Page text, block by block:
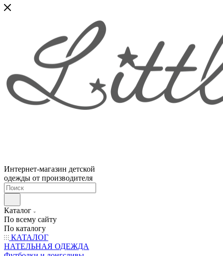
Интернет-магазин детской
одежды от производителя
Каталог
По всему сайту
По каталогу
КАТАЛОГ
НАТЕЛЬНАЯ ОДЕЖДА